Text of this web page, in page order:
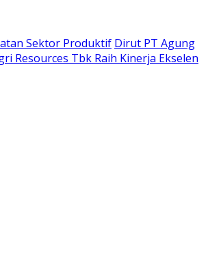
Sektor Produktif Dirut PT Agung
Resources Tbk Raih Kinerja Ekselen